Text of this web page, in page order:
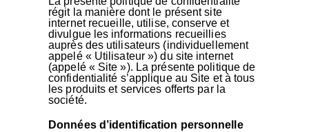
régit la manière dont le présent site
internet recueille, utilise, conserve et
divulgue les informations recueillies
auprès des utilisateurs (individuellement
appelé « Utilisateur ») du site internet
(appelé « Site »). La présente politique de
confidentialité s’applique au Site et à tous
les produits et services offerts par la
société.
Données d’identification personnelle